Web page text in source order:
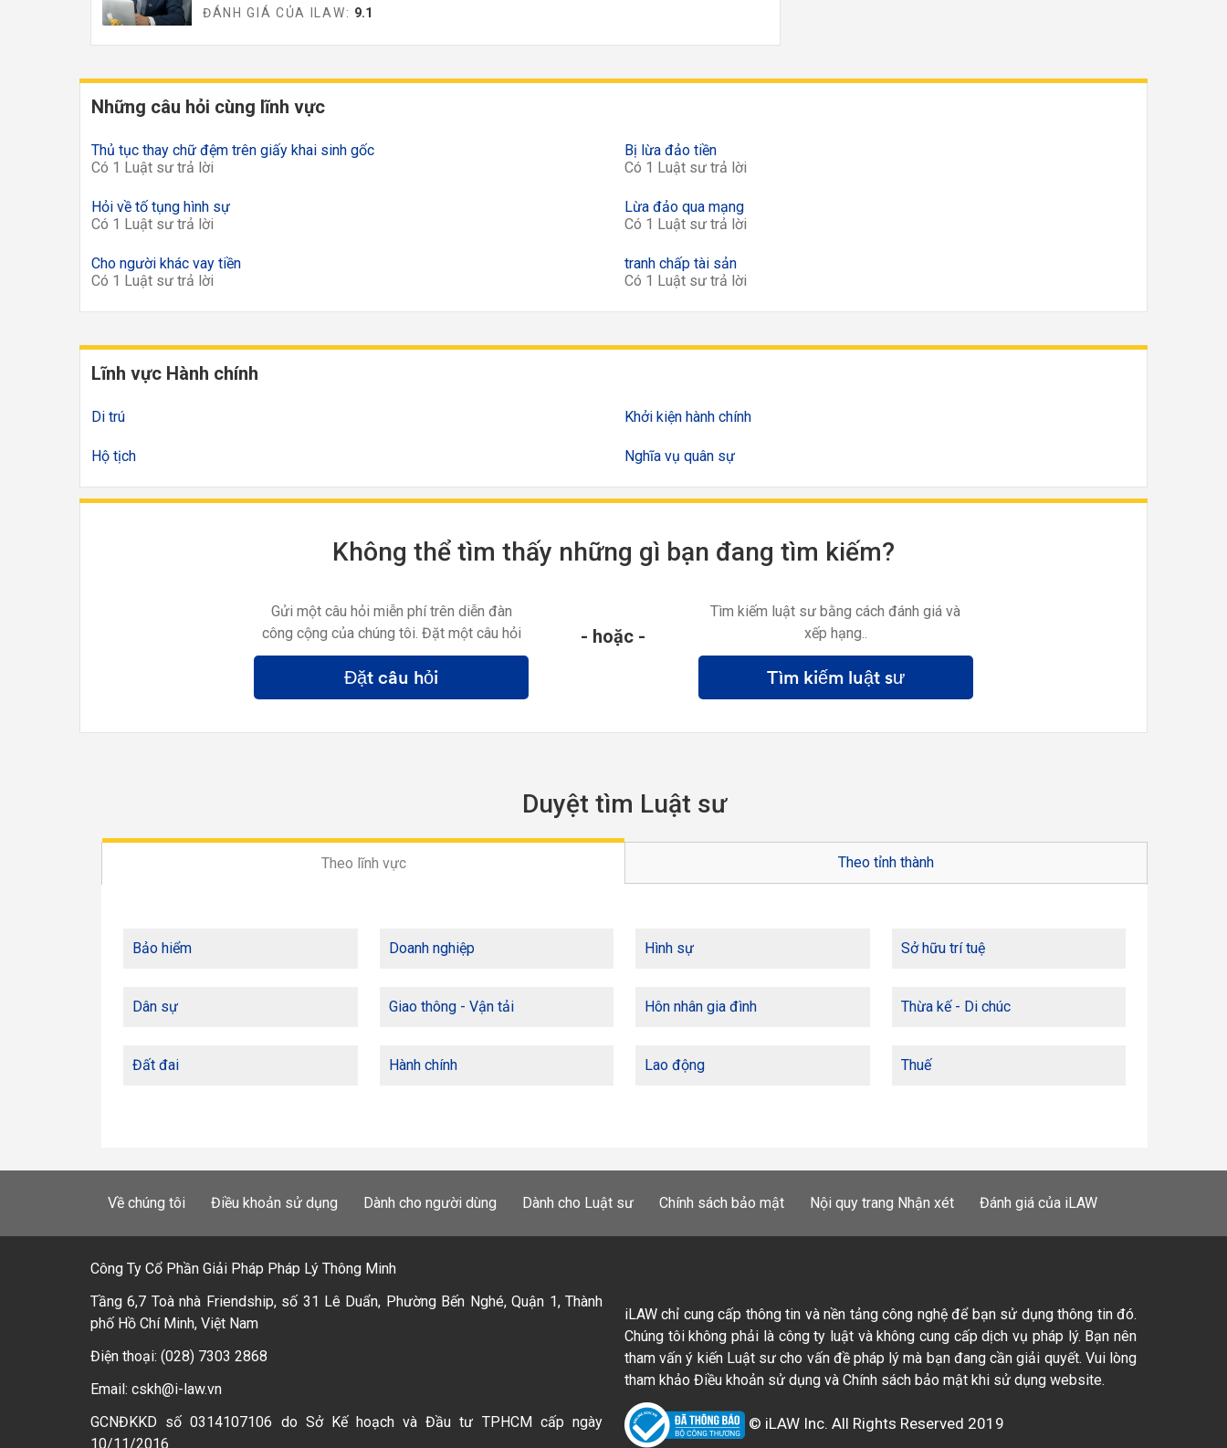
ĐÁNH GIÁ CỦA ILAW: 9.1
Những câu hỏi cùng lĩnh vực
Thủ tục thay chữ đệm trên giấy khai sinh gốc
Có 1 Luật sư trả lời
Hỏi về tố tụng hình sự
Có 1 Luật sư trả lời
Cho người khác vay tiền
Có 1 Luật sư trả lời
Bị lừa đảo tiền
Có 1 Luật sư trả lời
Lừa đảo qua mạng
Có 1 Luật sư trả lời
tranh chấp tài sản
Có 1 Luật sư trả lời
Lĩnh vực Hành chính
Di trú
Hộ tịch
Khởi kiện hành chính
Nghĩa vụ quân sự
Không thể tìm thấy những gì bạn đang tìm kiếm?
Gửi một câu hỏi miễn phí trên diễn đàn
công cộng của chúng tôi. Đặt một câu hỏi
Đặt câu hỏi
- hoặc -
Tìm kiếm luật sư bằng cách đánh giá và
xếp hạng..
Tìm kiếm luật sư
Duyệt tìm Luật sư
Theo lĩnh vực Theo tỉnh thành
Bảo hiểm
Dân sự
Đất đai
Doanh nghiệp
Giao thông - Vận tải
Hành chính
Hình sự
Hôn nhân gia đình
Lao động
Sở hữu trí tuệ
Thừa kế - Di chúc
Thuế
Về chúng tôi Điều khoản sử dụng Dành cho người dùng Dành cho Luật sư Chính sách bảo mật Nội quy trang Nhận xét Đánh giá của iLAW
Công Ty Cổ Phần Giải Pháp Pháp Lý Thông Minh
Tầng 6,7 Toà nhà Friendship, số 31 Lê Duẩn, Phường Bến Nghé, Quận 1, Thành
phố Hồ Chí Minh, Việt Nam
Điện thoại: (028) 7303 2868
Email: cskh@i-law.vn
GCNĐKKD số 0314107106 do Sở Kế hoạch và Đầu tư TPHCM cấp ngày
10/11/2016
iLAW chỉ cung cấp thông tin và nền tảng công nghệ để bạn sử dụng thông tin đó.
Chúng tôi không phải là công ty luật và không cung cấp dịch vụ pháp lý. Bạn nên
tham vấn ý kiến Luật sư cho vấn đề pháp lý mà bạn đang cần giải quyết. Vui lòng
tham khảo Điều khoản sử dụng và Chính sách bảo mật khi sử dụng website.
© iLAW Inc. All Rights Reserved 2019